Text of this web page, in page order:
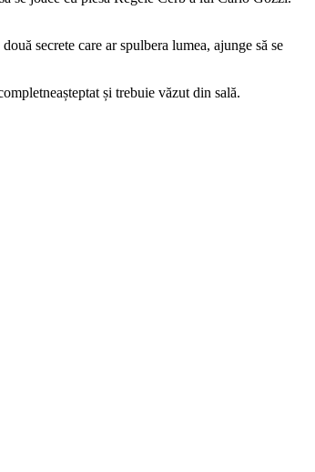
secrete care ar spulbera lumea, ajunge să se
și trebuie văzut din sală.